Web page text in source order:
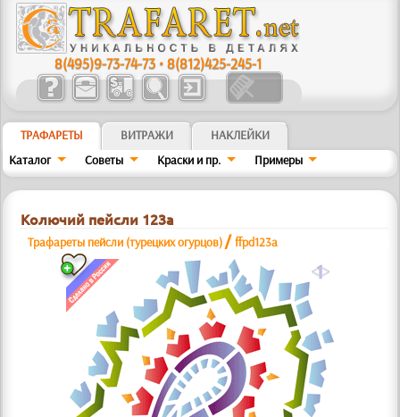
8(495)9-73-74-73 •8(812)425-245-1
ТРАФАРЕТЫ ВИТРАЖИ
НАКЛЕЙКИ
Каталог
Советы Краски и пр. Примеры
Колючий пейсли 123а
Трафареты пейсли (турецких огурцов) /ffpd123a
a